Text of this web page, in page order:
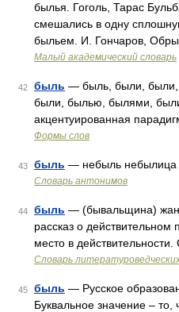
былья. Гоголь, Тарас
смешались в одну
быльем. И. Гончаров,
Малый академический словарь
42 быль — быль, были,
были, былью, былями,
акцентуированная
Формы слов
43 быль — небыль небылица
Словарь антонимов
44 быль — (бывальщина)
рассказ о
место в действительности.
Словарь
45 быль — Русское
Буквальное значение –